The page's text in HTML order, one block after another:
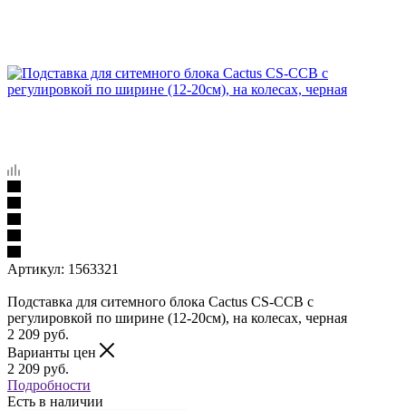
Артикул: 1563321
Подставка для ситемного блока Cactus CS-CCB с
регулировкой по ширине (12-20см), на колесах, черная
2 209 руб.
Варианты цен
2 209 руб.
Подробности
Есть в наличии